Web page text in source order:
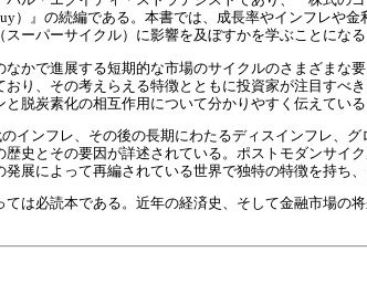
）』の続編である。本書では、成長率やインフレや
ーパーサイクル）に影響を及ぼすかを学ぶことになる
かで進展する短期的な市場のサイクルのさまざまな
り、その考えらえる特徴とともに投資家が注目すべ
脱炭素化の相互作用について分かりやすく伝えている
インフレ、その後の長期にわたるディスインフレ、
史とその要因が詳述されている。ポストモダンサイ
展によって再編されている世界で独特の特徴を持ち
は必読本である。近年の経済史、そして金融市場の